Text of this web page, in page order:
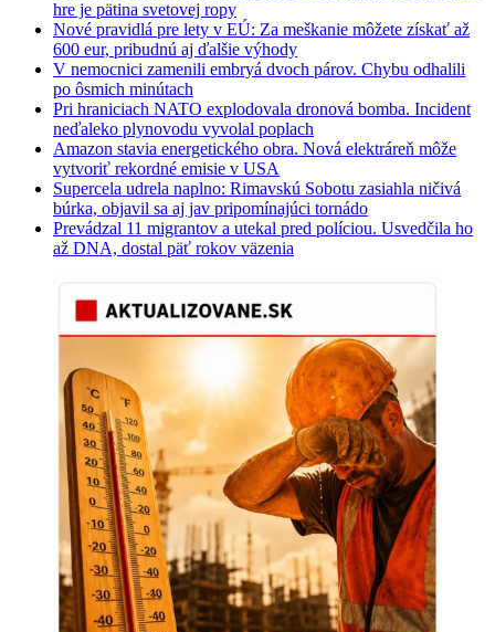
hre je pätina svetovej ropy
Nové pravidlá pre lety v EÚ: Za meškanie môžete získať až
600 eur, pribudnú aj ďalšie výhody
V nemocnici zamenili embryá dvoch párov. Chybu odhalili
po ôsmich minútach
Pri hraniciach NATO explodovala dronová bomba. Incident
neďaleko plynovodu vyvolal poplach
Amazon stavia energetického obra. Nová elektráreň môže
vytvoriť rekordné emisie v USA
Supercela udrela naplno: Rimavskú Sobotu zasiahla ničivá
búrka, objavil sa aj jav pripomínajúci tornádo
Prevádzal 11 migrantov a utekal pred políciou. Usvedčila ho
až DNA, dostal päť rokov väzenia